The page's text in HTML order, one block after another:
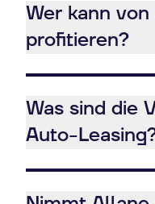
Wer kann
profitieren?
Was sind die
Auto-